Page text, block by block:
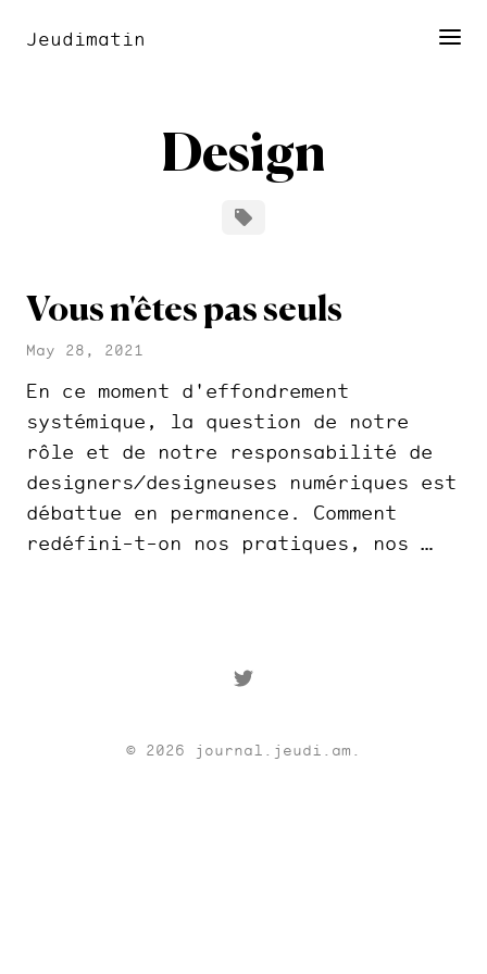
Jeudimatin
Design
Vous n'êtes pas seuls
May 28, 2021
En ce moment d'effondrement
systémique, la question de notre
rôle et de notre responsabilité de
designers/designeuses numériques est
débattue en permanence. Comment
redéfini-t-on nos pratiques, nos …
© 2026 journal.jeudi.am .